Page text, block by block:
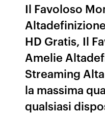
Il Favoloso
HD Gratis, Il
Amelie
Streaming
la massima
qualsiasi